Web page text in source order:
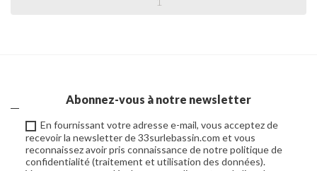
Abonnez-vous à notre newsletter
En fournissant votre adresse e-mail, vous acceptez de
recevoir la newsletter de 33surlebassin.com et vous
reconnaissez avoir pris connaissance de notre politique de
confidentialité (traitement et utilisation des données).